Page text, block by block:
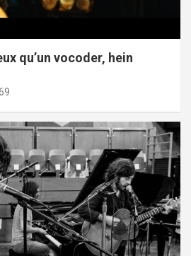
qu’un vocoder, hein